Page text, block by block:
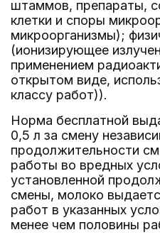
штаммов, препараты,
клетки и споры
микроорганизмы);
(ионизирующее
применением
открытом виде,
классу работ)).
Норма бесплатной
0,5 л за смену
продолжительности
работы во вредных
установленной
смены, молоко
работ в указанных
менее чем половины